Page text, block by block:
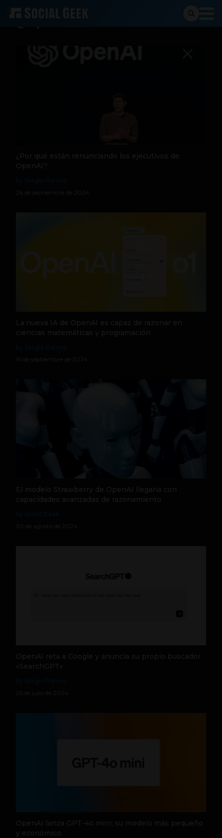
¿Por qué están renunciando los ejecutivos de
OpenAI?
26 de septiembre de 2024
La nueva IA de OpenAI es capaz de razonar en
ciencias matemáticas y programación
16 de septiembre de 2024
El modelo Strawberry de OpenAI llegaría con
capacidades avanzadas de razonamiento
30 de agosto de 2024
OpenAI reta a Google y anuncia su propio buscador
«SearchGPT»
25 de julio de 2024
OpenAI lanza GPT-4o mini, su modelo más pequeño
y económico